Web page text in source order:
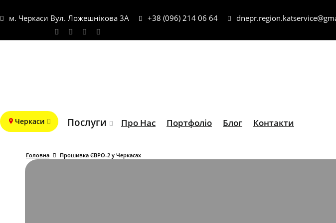
м. Черкаси Вул. Ложешнікова 3А +38 (096) 214 06 64
Черкаси Послуги Про Нас Портфоліо Блог Контакти
Головна Прошивка ЄВРО-2 у Черкасах